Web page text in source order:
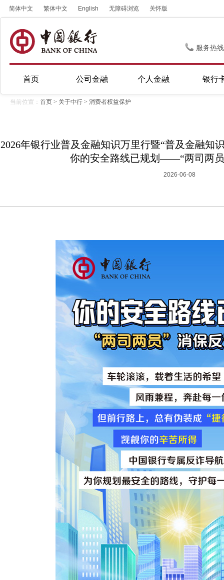
简体中文 繁体中文 English 无障碍浏览 关怀版
服务热
首页 公司金融 个人金融 银行
当前位置： 首页 > 关于中行 > 消费者权益保护
2026年银行业普及金融知识万里行暨“普及金融知
你的安全路线已规划——“两司两
2026-06-08